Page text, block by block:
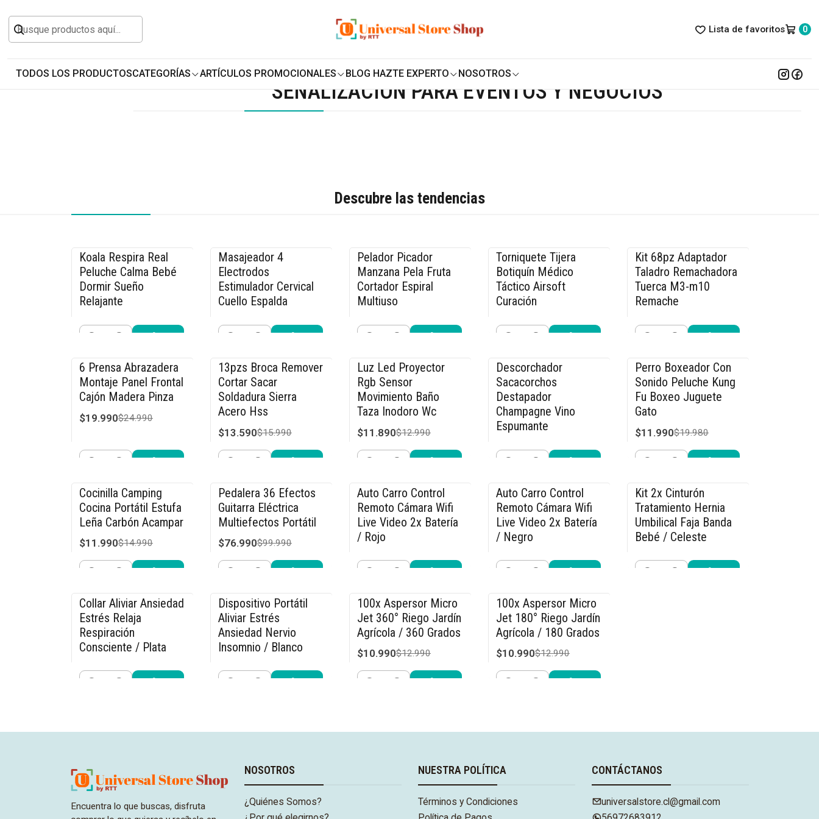
Lista de favoritos 0
TODOS LOS PRODUCTOSCATEGORÍAS ARTÍCULOS PROMOCIONALES BLOG HAZTE EXPERTO NOSOTROS
Inicio Todos los Productos Señalización para Eventos y Negocios
SEÑALIZACIÓN PARA EVENTOS Y NEGOCIOS
Descubre las tendencias
-26% OFF
Koala Respira Real
Peluche Calma Bebé
Dormir Sueño
Relajante
$19.990$26.990
-33% OFF
Masajeador 4
Electrodos
Estimulador Cervical
Cuello Espalda
$26.990$39.990
-20% OFF
Pelador Picador
Manzana Pela Fruta
Cortador Espiral
Multiuso
$23.990$29.990
-17% OFF
Torniquete Tijera
Botiquín Médico
Táctico Airsoft
Curación
$9.990$11.990
-14% OFF
Kit 68pz Adaptador
Taladro Remachadora
Tuerca M3-m10
Remache
$29.990$34.990
-20% OFF
6 Prensa Abrazadera
Montaje Panel Frontal
Cajón Madera Pinza
$19.990$24.990
-15% OFF
13pzs Broca Remover
Cortar Sacar
Soldadura Sierra
Acero Hss
$13.590$15.990
-8% OFF
Luz Led Proyector
Rgb Sensor
Movimiento Baño
Taza Inodoro Wc
$11.890$12.990
-15% OFF
Descorchador
Sacacorchos
Destapador
Champagne Vino
Espumante
$21.240$24.990
-40% OFF
Perro Boxeador Con
Sonido Peluche Kung
Fu Boxeo Juguete
Gato
$11.990$19.980
-20% OFF
Cocinilla Camping
Cocina Portátil Estufa
Leña Carbón Acampar
$11.990$14.990
-23% OFF
Pedalera 36 Efectos
Guitarra Eléctrica
Multiefectos Portátil
$76.990$99.990
-36% OFF
Auto Carro Control
Remoto Cámara Wifi
Live Video 2x Batería
/ Rojo
$31.990$49.990
-36% OFF
Auto Carro Control
Remoto Cámara Wifi
Live Video 2x Batería
/ Negro
$31.990$49.990
-15% OFF
Kit 2x Cinturón
Tratamiento Hernia
Umbilical Faja Banda
Bebé / Celeste
$25.490$29.990
-15% OFF
Collar Aliviar Ansiedad
Estrés Relaja
Respiración
Consciente / Plata
$11.040$12.990
-27% OFF
Dispositivo Portátil
Aliviar Estrés
Ansiedad Nervio
Insomnio / Blanco
$21.990$29.990
-15% OFF
100x Aspersor Micro
Jet 360° Riego Jardín
Agrícola / 360 Grados
$10.990$12.990
-15% OFF
100x Aspersor Micro
Jet 180° Riego Jardín
Agrícola / 180 Grados
$10.990$12.990
Encuentra lo que buscas, disfruta
NOSOTROS
¿Quiénes Somos?
NUESTRA POLÍTICA
Términos y Condiciones
CONTÁCTANOS
universalstore.cl@gmail.com